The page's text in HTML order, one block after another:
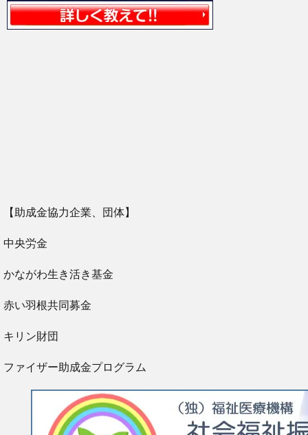
【助成金協力企業、団体】
中央労金
かながわ生き活き基金
赤い羽根共同募金
キリン財団
ファイザー助成金プログラム